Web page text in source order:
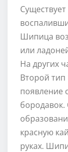
Шипица
или
На других
Второй
появление
красную
руках.